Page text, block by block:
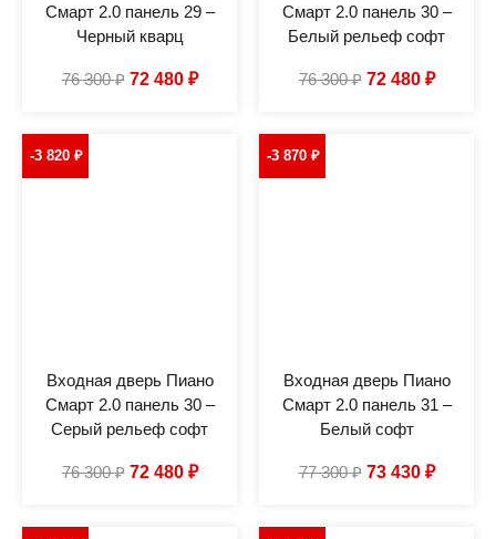
Смарт 2.0 панель 29 –
Черный кварц
76 300₽ 72 480 ₽
Смарт 2.0 панель 30 –
Белый рельеф софт
76 300₽ 72 480 ₽
-3 820 ₽
Входная дверь Пиано
Смарт 2.0 панель 30 –
Серый рельеф софт
76 300₽ 72 480 ₽
-3 870 ₽
Входная дверь Пиано
Смарт 2.0 панель 31 –
Белый софт
77 300₽ 73 430 ₽